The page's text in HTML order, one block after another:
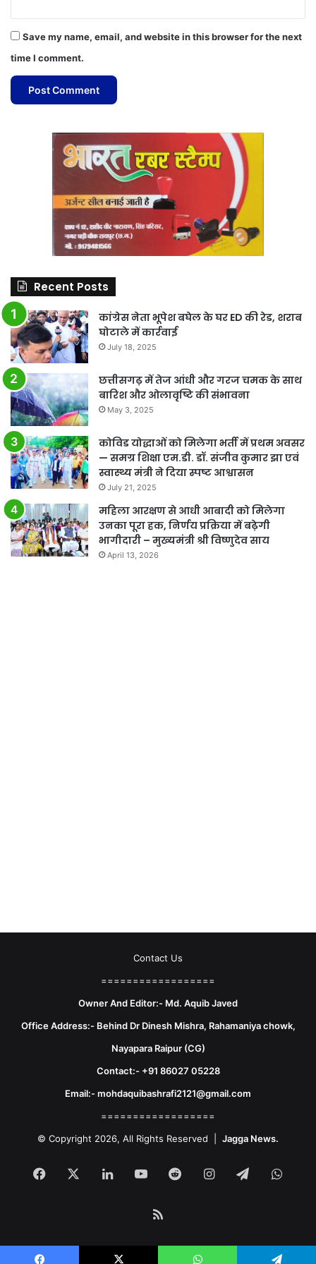
Save my name, email, and website in this browser for the next
time I comment.
Recent Posts
कांग्रेस नेता भूपेश बघेल के घर ED की रेड, शराब
घोटाले में कार्रवाई
July 18, 2025
छत्तीसगढ़ में तेज आंधी और गरज चमक के साथ
बारिश और ओलावृष्टि की संभावना
May 3, 2025
कोविड योद्धाओं को मिलेगा भर्ती में प्रथम अवसर
— समग्र शिक्षा एम.डी. डॉ. संजीव कुमार झा एवं
स्वास्थ्य मंत्री ने दिया स्पष्ट आश्वासन
July 21, 2025
महिला आरक्षण से आधी आबादी को मिलेगा
उनका पूरा हक, निर्णय प्रक्रिया में बढ़ेगी
भागीदारी – मुख्यमंत्री श्री विष्णुदेव साय
April 13, 2026
Contact Us
==================
Owner And Editor:- Md. Aquib Javed
Office Address:- Behind Dr Dinesh Mishra, Rahamaniya chowk,
Nayapara Raipur (CG)
Contact:- +91 86027 05228
Email:- mohdaquibashrafi2121@gmail.com
==================
© Copyright 2026, All Rights Reserved | Jagga News.
Facebook LinkedInYouTubeRedditInstagram
Telegram
RSS